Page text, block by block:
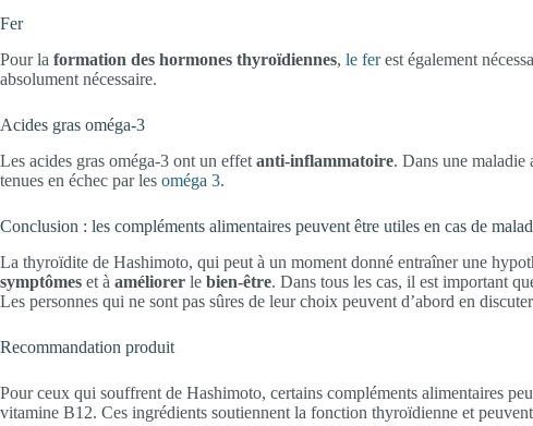
Fer
Pour la formation des hormones thyroïdiennes, le ferest également
absolument nécessaire.
Acides gras oméga-3
Les acides gras oméga-3 ont un effet anti-inflammatoire. Dans une maladie
tenues en échec par les oméga 3.
Conclusion : les compléments alimentaires peuvent être utiles en cas de
La thyroïdite de Hashimoto, qui peut à un moment donné entraîner une
symptômes et à améliorer le bien-être. Dans tous les cas, il est important
Les personnes qui ne sont pas sûres de leur choix peuvent d’abord en
Recommandation produit
Pour ceux qui souffrent de Hashimoto, certains compléments alimentaires
vitamine B12. Ces ingrédients soutiennent la fonction thyroïdienne et